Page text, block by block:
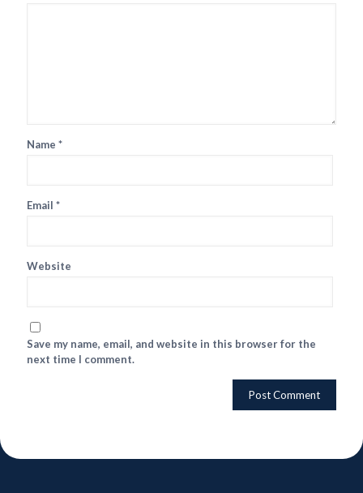
Name *
Email *
Website
Save my name, email, and website in this browser for the
next time I comment.